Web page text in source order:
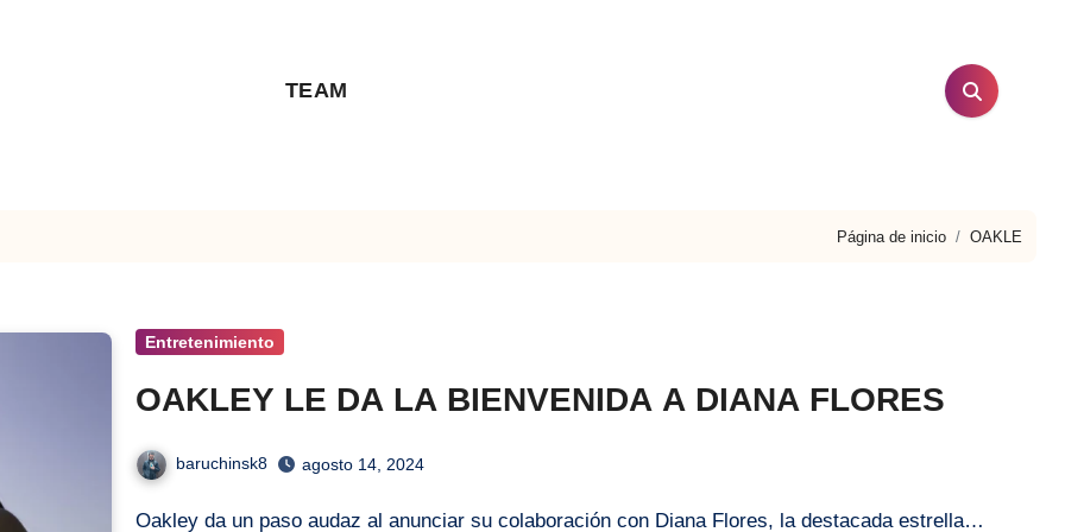
TEAM
Página de inicio OAKLE
Entretenimiento
OAKLEY LE DA LA BIENVENIDA A DIANA FLORES
baruchinsk8 agosto 14, 2024
Oakley da un paso audaz al anunciar su colaboración con Diana Flores, la destacada estrella…